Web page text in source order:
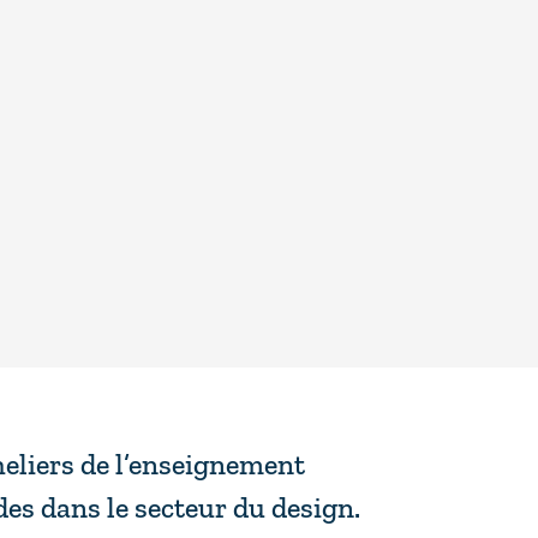
de l’enseignement
dans le secteur du design.